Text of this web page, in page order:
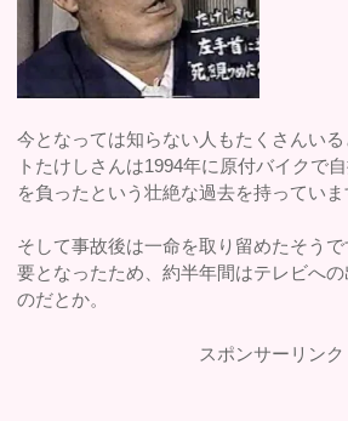
今となっては知らない人もたくさんい
トたけしさんは1994年に原付バイクで
を負ったという壮絶な過去を持っていま
そして事故後は一命を取り留めたそう
要となったため、約半年間はテレビへ
のだとか。
スポンサーリンク